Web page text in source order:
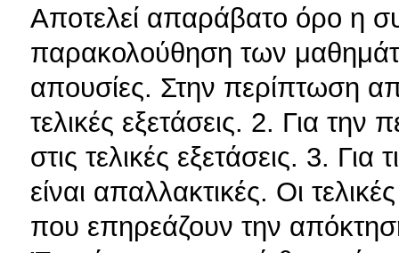
Αποτελεί απαράβατο όρο η
παρακολούθηση των
απουσίες. Στην περίπτωση
τελικές εξετάσεις. 2. Για την
στις τελικές εξετάσεις. 3. Για
είναι απαλλακτικές. Οι
που επηρεάζουν την